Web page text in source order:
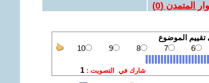
المتمدن (0
)